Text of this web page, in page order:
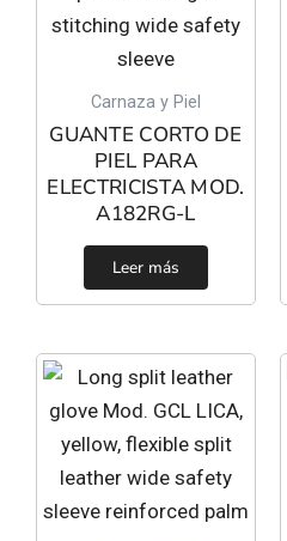
Carnaza y Piel
GUANTE CORTO DE
PIEL PARA
ELECTRICISTA MOD.
A182RG-L
Leer más